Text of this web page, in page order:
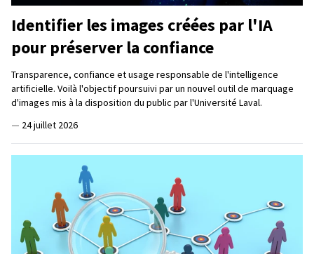
Identifier les images créées par l'IA
pour préserver la confiance
Transparence, confiance et usage responsable de l'intelligence
artificielle. Voilà l'objectif poursuivi par un nouvel outil de marquage
d'images mis à la disposition du public par l'Université Laval.
— 24 juillet 2026